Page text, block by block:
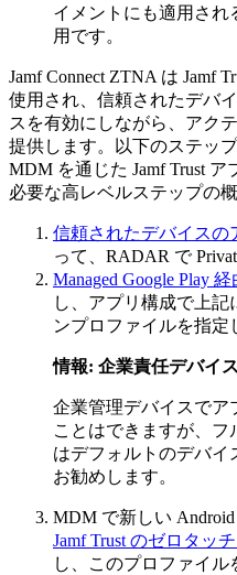
イメントにも適用され
用です。
Jamf Connect ZTNA は Jamf
使用され、信頼されたデバ
スを有効にしながら、アク
提供します。以下のステッ
MDM を通じた Jamf Trust
必要な高レベルステップの概
信頼されたデバイスの
って、RADAR で
Managed Google Play
し、アプリ構成で上記
ンプロファイルを指定
情報: 企業責任デバイ
企業管理デバイスでア
ことはできますが、フ
はデフォルトのデバイ
お勧めします。
MDM で新しい
Jamf Trust のゼロタッ
し、このプロファイ